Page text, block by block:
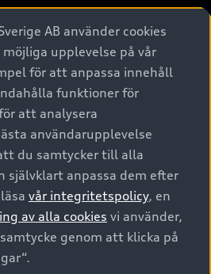
gott som nya
Audi
All Rights Reserved.
Audi AG
AB använder cookies
upplevelse på vår
för att anpassa innehåll
funktioner för
att analysera
användarupplevelse
du samtycker till alla
självklart anpassa dem efter
vår integritetspolicy, en
av alla cookies vi använder,
genom att klicka på